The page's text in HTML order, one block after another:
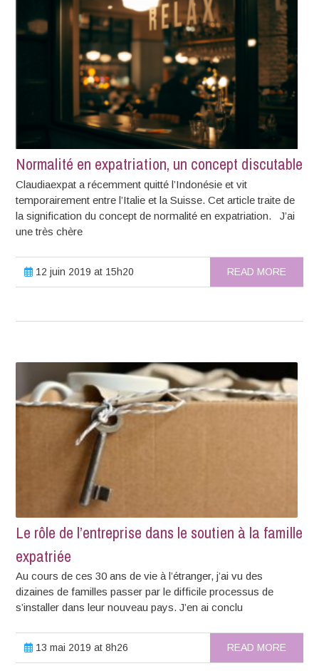
Normalité en expatriation, un concept discutable
Claudiaexpat a récemment quitté l’Indonésie et vit
temporairement entre l’Italie et la Suisse. Cet article traite de
la signification du concept de normalité en expatriation. J’ai
une très chère
12 juin 2019 at 15h20 READ MORE
Le rôle de l’entreprise dans le soutien à la famille
expatriée
Au cours de ces 30 ans de vie à l’étranger, j’ai vu des
dizaines de familles passer par le difficile processus de
s’installer dans leur nouveau pays. J’en ai conclu
13 mai 2019 at 8h26 READ MORE